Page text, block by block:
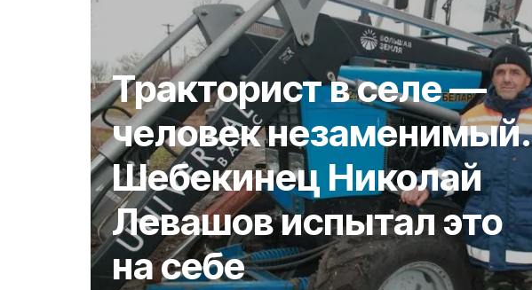
Тракторист в селе —
человек незаменимый.
Шебекинец Николай
Левашов испытал это
на себе